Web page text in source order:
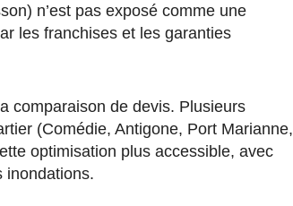
n’est pas exposé comme une
les franchises et les garanties
comparaison de devis. Plusieurs
(Comédie, Antigone, Port Marianne,
optimisation plus accessible, avec
inondations.